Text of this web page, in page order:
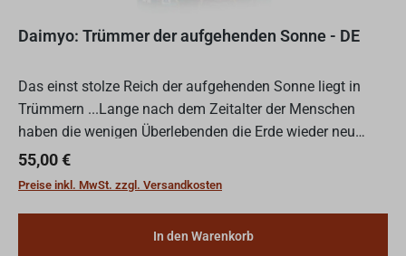
Daimyo: Trümmer der aufgehenden Sonne - DE
Das einst stolze Reich der aufgehenden Sonne liegt in
Trümmern ...Lange nach dem Zeitalter der Menschen
haben die wenigen Überlebenden die Erde wieder neu
erobert und erbauten ihre Reiche auf den Ruinen alter
Zivilisa...
Regulärer Preis:
55,00 €
Preise inkl. MwSt. zzgl. Versandkosten
In den Warenkorb